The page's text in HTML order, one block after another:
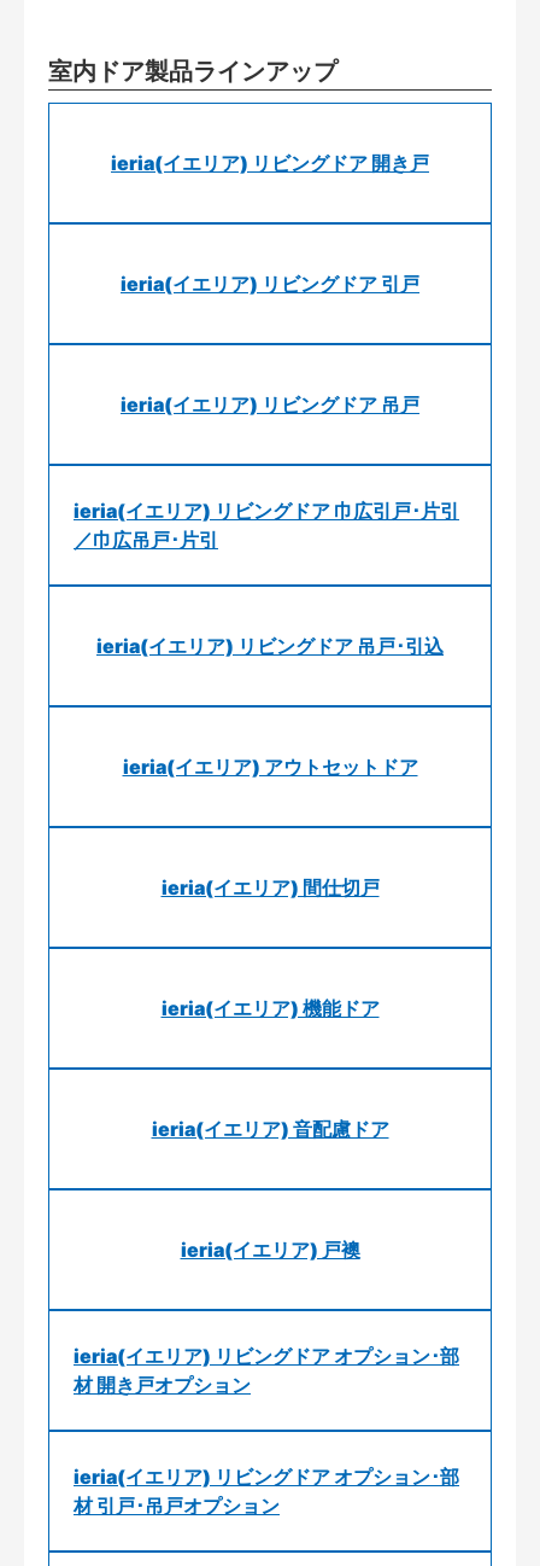
室内ドア製品ラインアップ
ieria(イエリア) リビングドア 開き戸
ieria(イエリア) リビングドア 引戸
ieria(イエリア) リビングドア 吊戸
ieria(イエリア) リビングドア 巾広引戸･片引
／巾広吊戸･片引
ieria(イエリア) リビングドア 吊戸･引込
ieria(イエリア) アウトセットドア
ieria(イエリア) 間仕切戸
ieria(イエリア) 機能ドア
ieria(イエリア) 音配慮ドア
ieria(イエリア) 戸襖
ieria(イエリア) リビングドア オプション･部
材 開き戸オプション
ieria(イエリア) リビングドア オプション･部
材 引戸･吊戸オプション